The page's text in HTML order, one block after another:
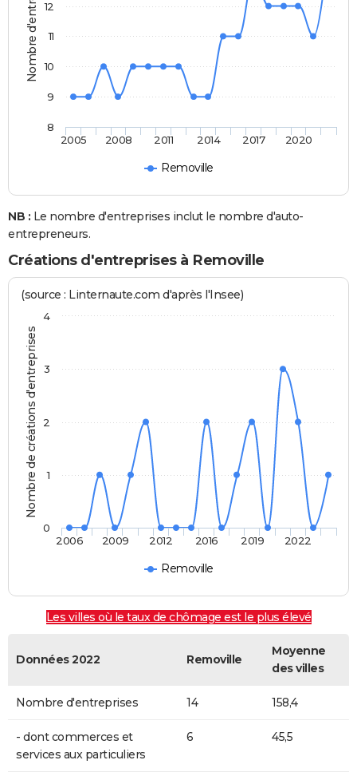
Removille
2005 2008 2011 2014 2017 2020
8
9
10
11
12
NB : Le nombre d'entreprises inclut le nombre d'auto-
entrepreneurs.
Créations d'entreprises à Removille
Nombre de créations d'entreprises
(source : Linternaute.com d'après l'Insee)
Removille
2006 2009 2012 2016 2019 2022
0
1
2
3
4
Les villes où le taux de chômage est le plus élevé
Données 2022 Removille
Moyenne
des villes
Nombre d'entreprises 14 158,4
- dont commerces et
services aux particuliers
6 45,5